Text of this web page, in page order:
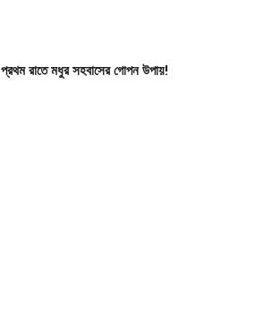
প্রথম রাতে মধুর সহবাসের গোপন উপায়!